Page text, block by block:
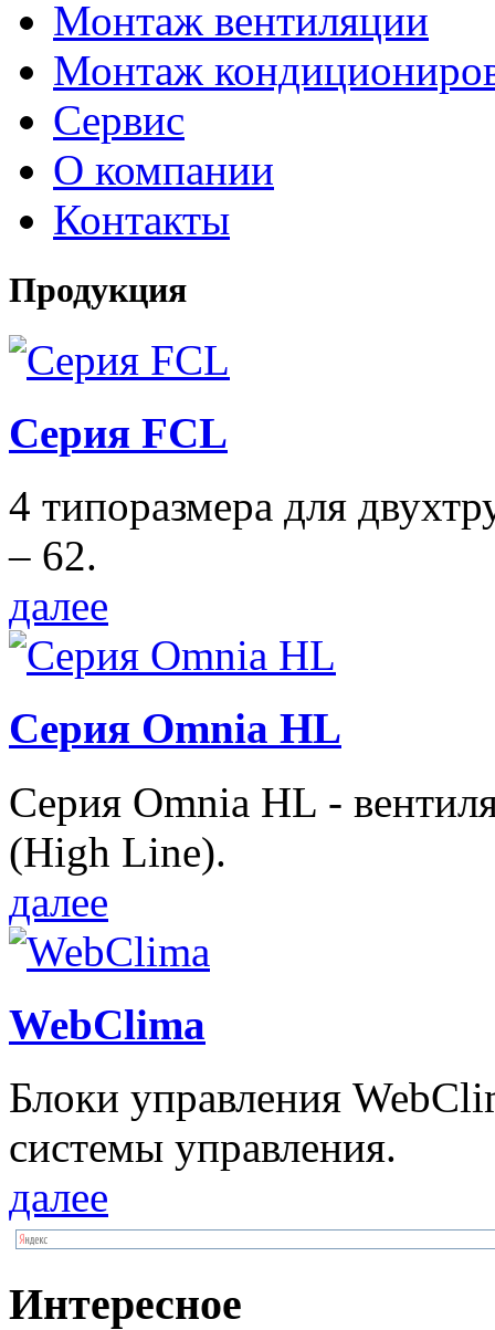
Монтаж вентиляции
Монтаж
Сервис
О компании
Контакты
Продукция
Серия FCL
4 типоразмера для
– 62.
далее
Серия Omnia HL
Серия Omnia HL -
(High Line).
далее
WebClima
Блоки упрaвлeния
системы управления.
далее
Интересное